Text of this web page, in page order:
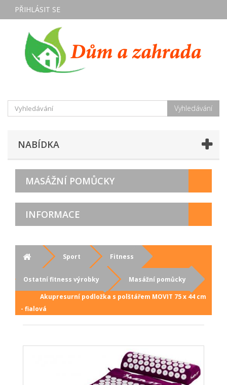
PŘIHLÁSIT SE
Vyhledávání
NABÍDKA
MASÁŽNÍ POMŮCKY
INFORMACE
Sport Fitness
Ostatní fitness výrobky
Masážní pomůcky
Akupresurní podložka s polštářem MOVIT 75 x 44 cm
- fialová